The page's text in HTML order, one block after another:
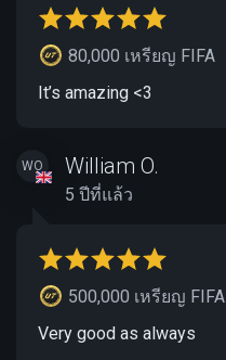
80,000 เหรียญ FIFA
It’s amazing <3
WO William O.
5 ปีที่แล้ว
500,000 เหรียญ FIFA
Very good as always